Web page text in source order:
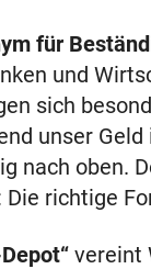
für
und
sich
unser
nach oben.
richtige
vereint